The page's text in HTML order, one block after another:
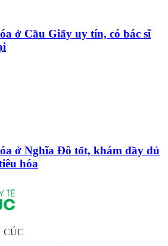
ở Cầu Giấy uy tín, có bác sĩ
ở Nghĩa Đô tốt, khám đầy đủ
hóa
CÚC